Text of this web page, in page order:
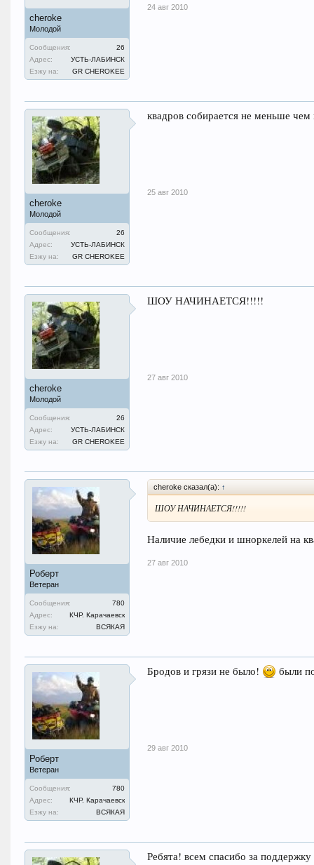
cheroke
Молодой
Сообщения:
26
Адрес:
УСТЬ-ЛАБИНСК
Езжу на:
GR CHEROKEE
24 авг 2010
cheroke
Молодой
Сообщения:
26
Адрес:
УСТЬ-ЛАБИНСК
Езжу на:
GR CHEROKEE
квадров собирается не меньше
25 авг 2010
cheroke
Молодой
Сообщения:
26
Адрес:
УСТЬ-ЛАБИНСК
Езжу на:
GR CHEROKEE
ШОУ НАЧИНАЕТСЯ!!!!!
27 авг 2010
Роберт
Ветеран
Сообщения:
780
Адрес:
КЧР. Карачаевск
Езжу на:
ВСЯКАЯ
cheroke сказал(а): ↑
ШОУ НАЧИНАЕТСЯ!!!!!
Наличие лебедки и шноркелей на
27 авг 2010
Роберт
Ветеран
Сообщения:
780
Адрес:
КЧР. Карачаевск
Езжу на:
ВСЯКАЯ
Бродов и грязи не было! были
29 авг 2010
Ребята! всем спасибо за